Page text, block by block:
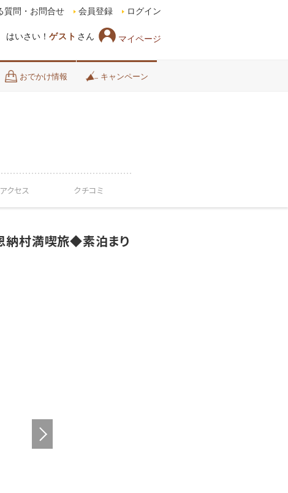
はいさい！ ゲスト さん マイページ
質問・お問合せ 会員登録 ログイン
おでかけ情報 キャンペーン
アクセス クチコミ
納村満喫旅◆素泊まり